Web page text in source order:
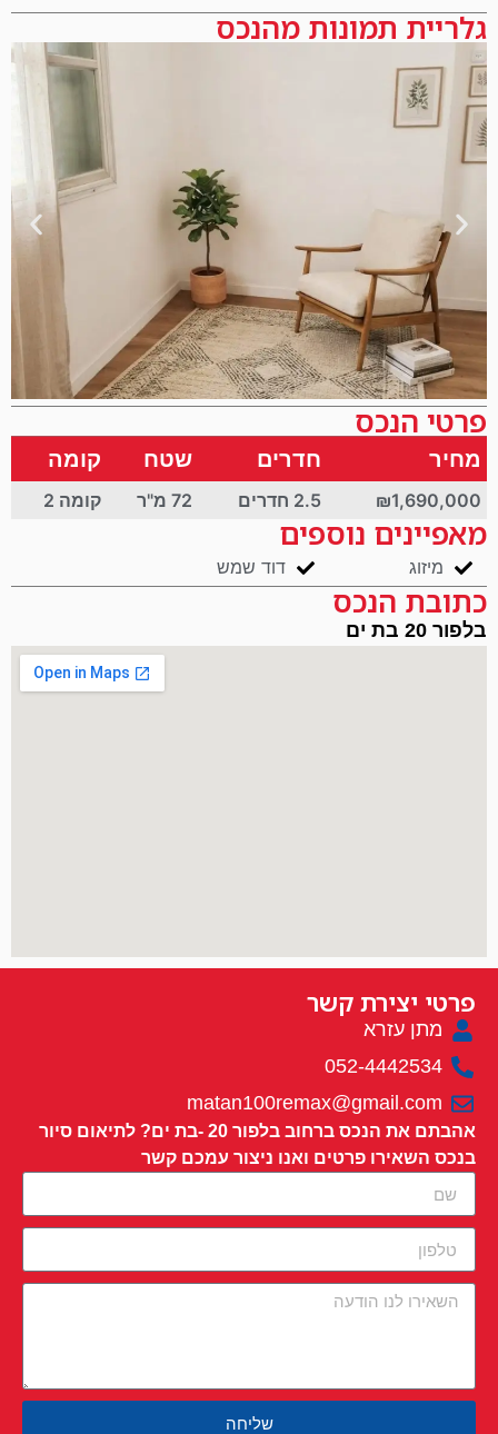
גלריית תמונות מהנכס
פרטי הנכס
מחיר חדרים שטח קומה
₪1,690,000 2.5 חדרים 72 מ"ר קומה 2
מאפיינים נוספים
מיזוג דוד שמש
כתובת הנכס
בלפור 20 בת ים
פרטי יצירת קשר
מתן עזרא
052-4442534
matan100remax@gmail.com
אהבתם את הנכס ברחוב בלפור 20 -בת ים? לתיאום סיור
בנכס השאירו פרטים ואנו ניצור עמכם קשר
שליחה